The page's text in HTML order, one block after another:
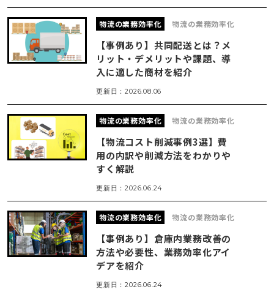
物流の業務効率化 物流の業務効率化
【事例あり】共同配送とは？メ
リット・デメリットや課題、導
入に適した商材を紹介
更新日：2026.08.06
物流の業務効率化 物流の業務効率化
【物流コスト削減事例3選】費
用の内訳や削減方法をわかりや
すく解説
更新日：2026.06.24
物流の業務効率化 物流の業務効率化
【事例あり】倉庫内業務改善の
方法や必要性、業務効率化アイ
デアを紹介
更新日：2026.06.24